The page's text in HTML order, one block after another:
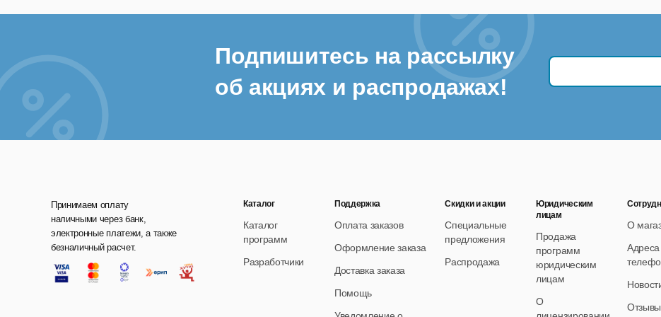
Подпишитесь на рассылку
об акциях и распродажах!
Принимаем оплату
наличными через банк,
электронные платежи, а также
безналичный расчет.
Каталог
Каталог
программ
Разработчики
Поддержка
Оплата заказов
Оформление заказа
Доставка заказа
Помощь
Скидки и акции
Специальные
предложения
Распродажа
Юридическим
лицам
Продажа
программ
юридическим
лицам
О
О